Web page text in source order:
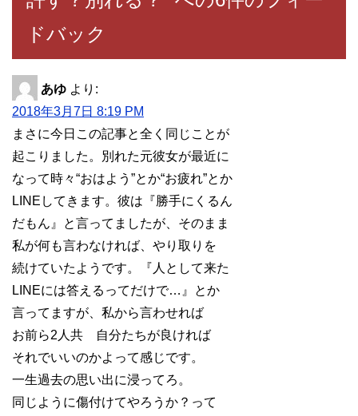
ドバック
あゆ より:
2018年3月7日 8:19 PM
まさに今日この記事と全く同じことが
起こりました。別れた元彼女が最近に
なって時々“おはよう”とか“お疲れ”とか
LINEしてきます。彼は『勝手にくるん
だもん』と言ってましたが、そのまま
私が何も言わなければ、やり取りを
続けていたようです。『人として来た
LINEには答えるってだけで…』とか
言ってますが、私から言わせれば
お前ら2人共 自分たちが良ければ
それでいいのかよって感じです。
一生過去の思い出に浸ってろ。
同じように傷付けてやろうか？って